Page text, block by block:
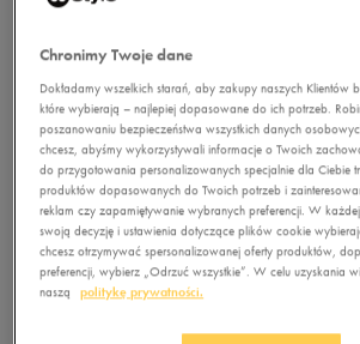
Chronimy Twoje dane
Dokładamy wszelkich starań, aby zakupy naszych Klientów
które wybierają – najlepiej dopasowane do ich potrzeb.
poszanowaniu bezpieczeństwa wszystkich danych
chcesz, abyśmy wykorzystywali informacje o Twoich
do przygotowania personalizowanych specjalnie dla Ciebie
produktów dopasowanych do Twoich potrzeb i
reklam czy zapamiętywanie wybranych preferencji. W
swoją decyzję i ustawienia dotyczące plików cookie
chcesz otrzymywać spersonalizowanej oferty produktów,
preferencji, wybierz „Odrzuć wszystkie”. W celu uzyskania
naszą
politykę prywatności.